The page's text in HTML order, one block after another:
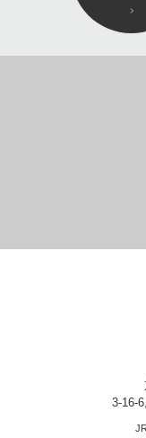
3-16-